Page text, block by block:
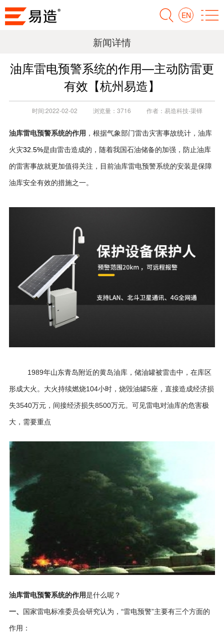
EN
新闻详情
油库雷电预警系统的作用—主动防雷更
有效【杭州易造】
时间:2022-02-02 浏览量： 3716 作者： 易造科技-渠铎
油库雷电预警系统的作用 ，根据气象部门雷击灾害事故统计，油库
火灾32.5%是由雷击造成的，随着我国石油储备的加强，防止油库
的雷害事故就更加值得关注，目前油库雷电预警系统的安装是保障
油库安全有效的措施之一。
1989年山东青岛附近的黄岛油库，储油罐被雷击中，在库区
形成大火。大火持续燃烧104小时，烧毁油罐5座，直接造成经济损
失3540万元，间接经济损失8500万元。可见雷电对油库的危害极
大，需要重点
油库雷电预警系统的作用是什么呢？
一、 国家雷电标准委员会研究认为，“雷电预警”主要有三个方面的
作用：